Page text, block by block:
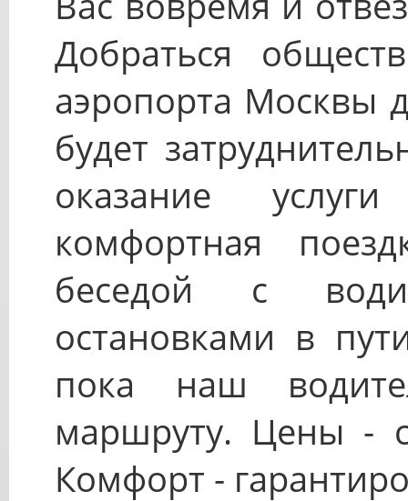
Добраться
аэропорта Москвы
будет
оказание
комфортная
беседой с
остановками в
пока наш
маршруту. Цены -
Комфорт -